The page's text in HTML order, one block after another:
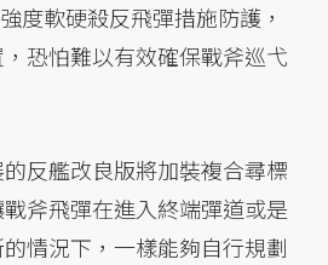
強度軟硬殺反飛彈措施防護，
恐怕難以有效確保戰斧巡弋
反艦改良版將加裝複合尋標
斧飛彈在進入終端彈道或是
情況下，一樣能夠自行規劃